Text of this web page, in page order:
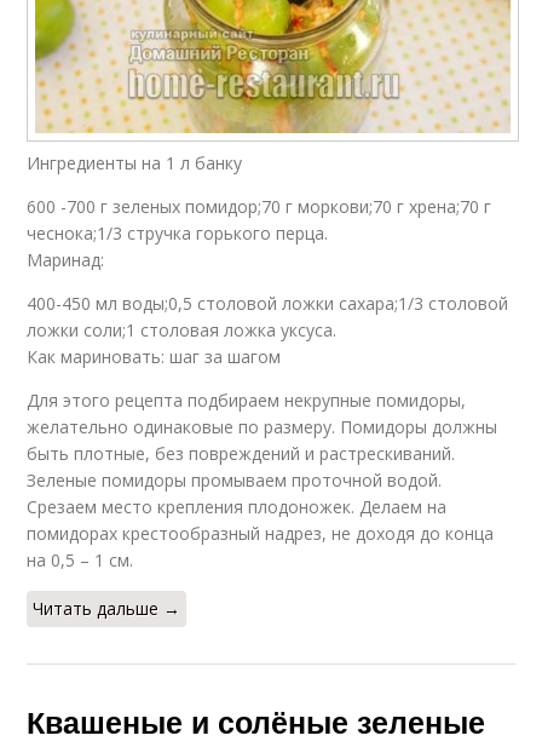
Ингредиенты на 1 л банку
600 -700 г зеленых помидор;70 г моркови;70 г хрена;70 г
чеснока;1/3 стручка горького перца.
Маринад:
400-450 мл воды;0,5 столовой ложки сахара;1/3 столовой
ложки соли;1 столовая ложка уксуса.
Как мариновать: шаг за шагом
Для этого рецепта подбираем некрупные помидоры,
желательно одинаковые по размеру. Помидоры должны
быть плотные, без повреждений и растрескиваний.
Зеленые помидоры промываем проточной водой.
Срезаем место крепления плодоножек. Делаем на
помидорах крестообразный надрез, не доходя до конца
на 0,5 – 1 см.
Читать дальше →
Квашеные и солёные зеленые